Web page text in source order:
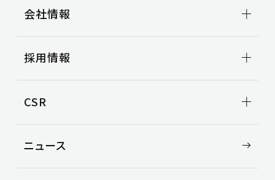
引越事業
国際輸送
車両整備
3PL事業
空き倉庫情報
関東地区
北陸地区
中国地区
会社情報
トップメッセージ
役員一覧
採用情報
中途採用
CSR
環境
ニュース